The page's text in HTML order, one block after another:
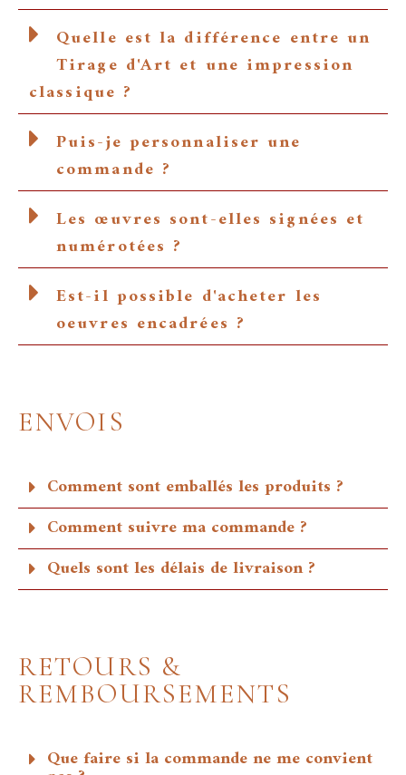
Quelle est la différence entre un
Tirage d'Art et une impression
classique ?
Puis-je personnaliser une
commande ?
Les œuvres sont-elles signées et
numérotées ?
Est-il possible d'acheter les
oeuvres encadrées ?
ENVOIS
Comment sont emballés les produits ?
Comment suivre ma commande ?
Quels sont les délais de livraison ?
RETOURS &
REMBOURSEMENTS
Que faire si la commande ne me convient